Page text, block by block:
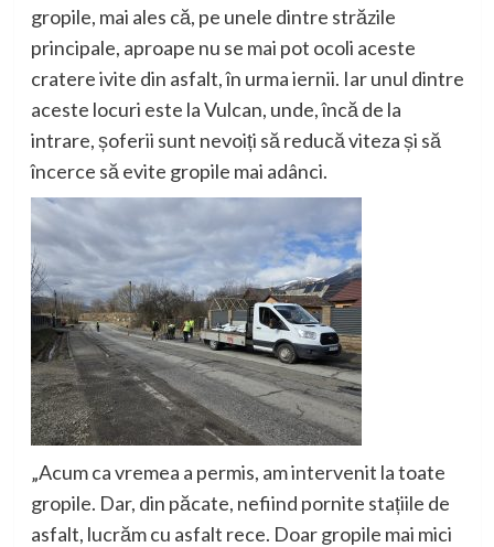
gropile, mai ales că, pe unele dintre străzile
principale, aproape nu se mai pot ocoli aceste
cratere ivite din asfalt, în urma iernii. Iar unul dintre
aceste locuri este la Vulcan, unde, încă de la
intrare, șoferii sunt nevoiți să reducă viteza și să
încerce să evite gropile mai adânci.
„Acum ca vremea a permis, am intervenit la toate
gropile. Dar, din păcate, nefiind pornite stațiile de
asfalt, lucrăm cu asfalt rece. Doar gropile mai mici